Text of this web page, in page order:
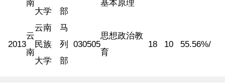
南
大学
部
基本原理
2013
云
南
云南
民族
大学
马
列
部
030505
思想政治教
育
18 10 55.56%/